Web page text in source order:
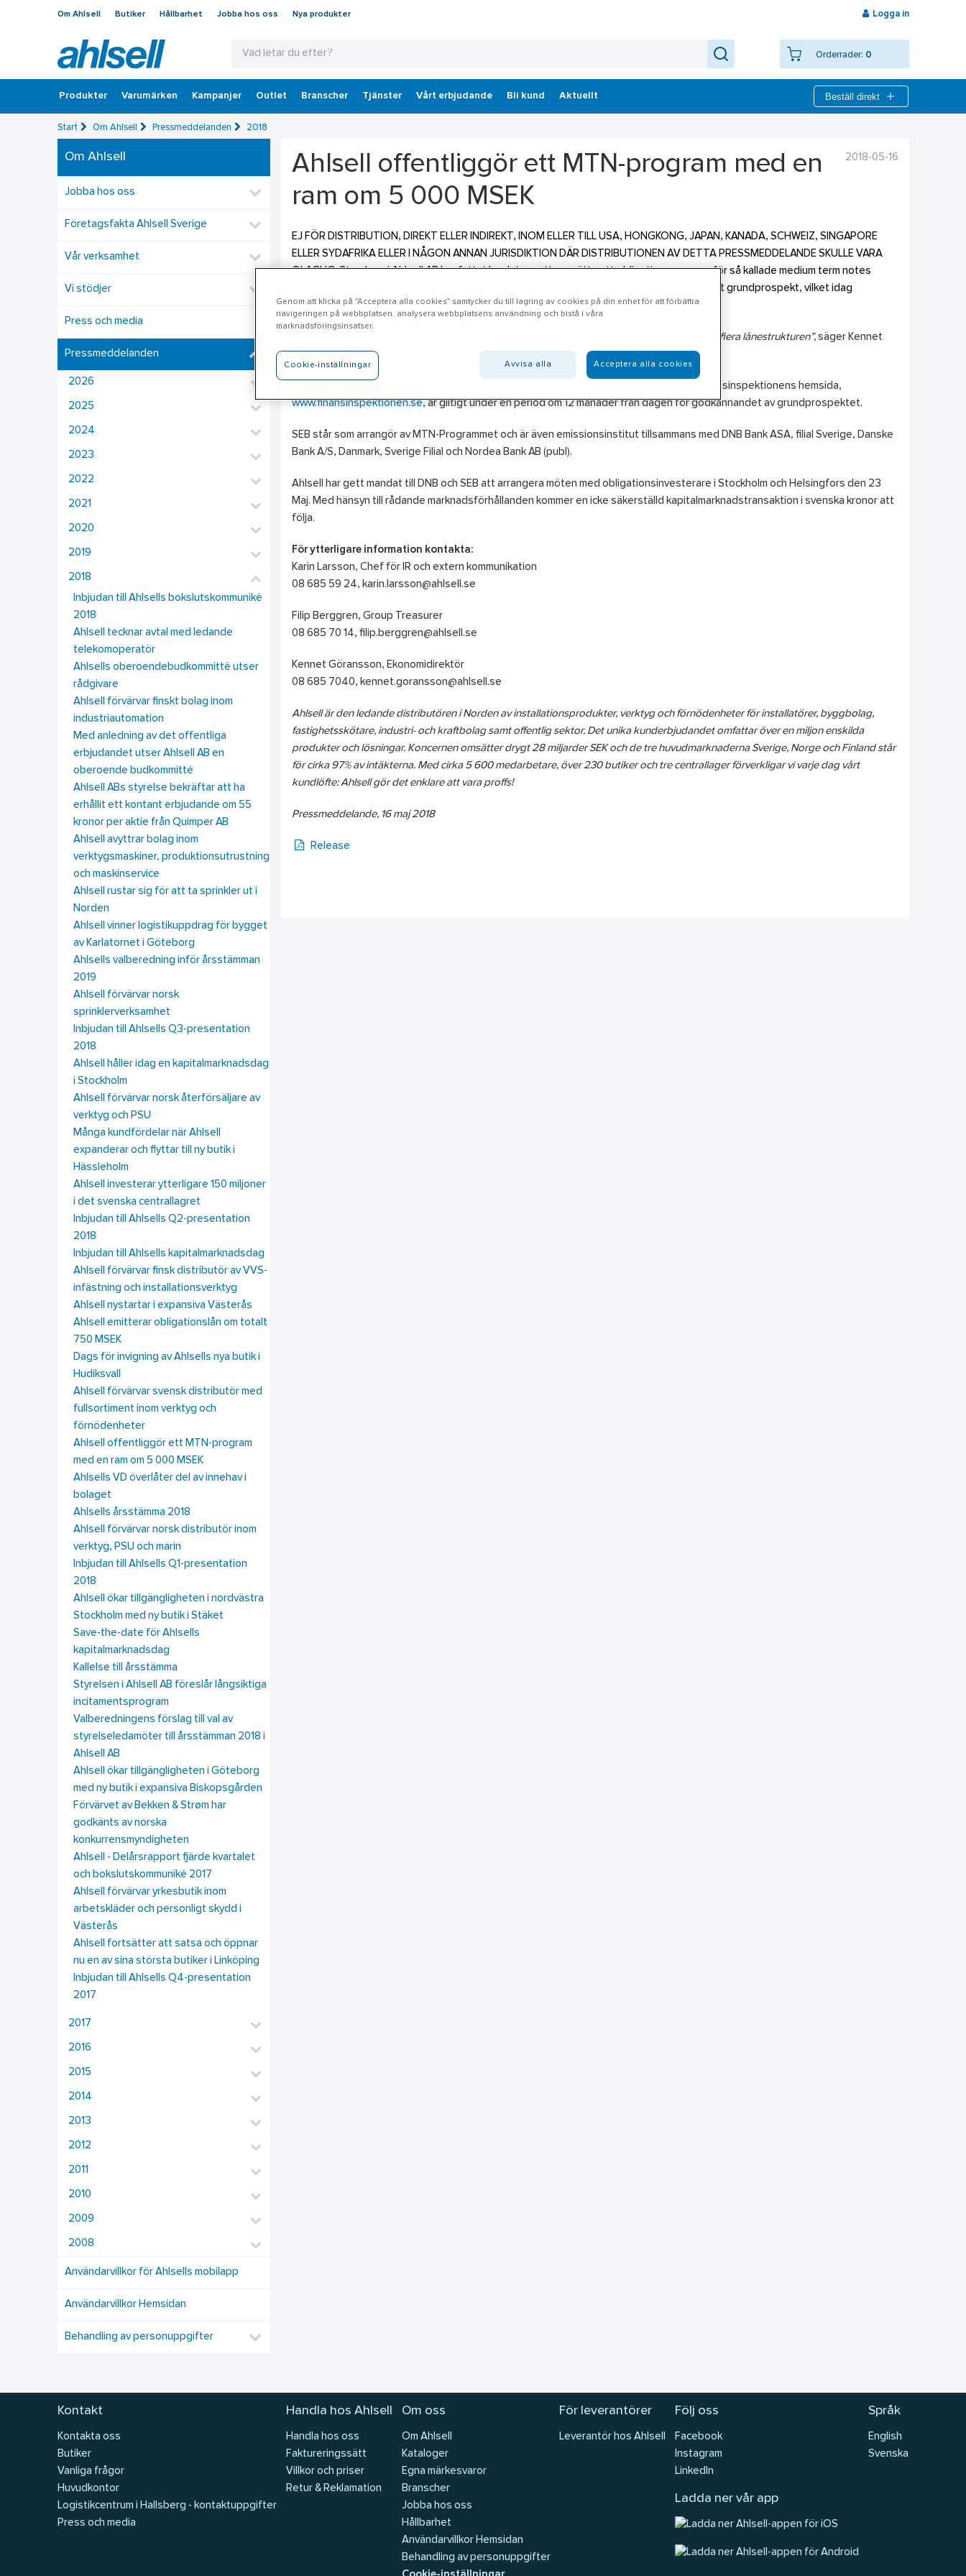
Om Ahlsell Butiker Hållbarhet Jobba hos oss Nya produkter Logga in
Orderrader: 0
Produkter Varumärken Kampanjer Outlet Branscher Tjänster Vårt erbjudande Bli kund Aktuellt Beställ direkt
Start Om Ahlsell Pressmeddelanden 2018
Om Ahlsell
Jobba hos oss
Företagsfakta Ahlsell Sverige
Vår verksamhet
Vi stödjer
Press och media
Pressmeddelanden
2026
2025
2024
2023
2022
2021
2020
2019
2018
Inbjudan till Ahlsells bokslutskommuniké
2018
Ahlsell tecknar avtal med ledande
telekomoperatör
Ahlsells oberoendebudkommitté utser
rådgivare
Ahlsell förvärvar finskt bolag inom
industriautomation
Med anledning av det offentliga
erbjudandet utser Ahlsell AB en
oberoende budkommitté
Ahlsell ABs styrelse bekräftar att ha
erhållit ett kontant erbjudande om 55
kronor per aktie från Quimper AB
Ahlsell avyttrar bolag inom
verktygsmaskiner, produktionsutrustning
och maskinservice
Ahlsell rustar sig för att ta sprinkler ut i
Norden
Ahlsell vinner logistikuppdrag för bygget
av Karlatornet i Göteborg
Ahlsells valberedning inför årsstämman
2019
Ahlsell förvärvar norsk
sprinklerverksamhet
Inbjudan till Ahlsells Q3-presentation
2018
Ahlsell håller idag en kapitalmarknadsdag
i Stockholm
Ahlsell förvärvar norsk återförsäljare av
verktyg och PSU
Många kundfördelar när Ahlsell
expanderar och flyttar till ny butik i
Hässleholm
Ahlsell investerar ytterligare 150 miljoner
i det svenska centrallagret
Inbjudan till Ahlsells Q2-presentation
2018
Inbjudan till Ahlsells kapitalmarknadsdag
Ahlsell förvärvar finsk distributör av VVS-
infästning och installationsverktyg
Ahlsell nystartar i expansiva Västerås
Ahlsell emitterar obligationslån om totalt
750 MSEK
Dags för invigning av Ahlsells nya butik i
Hudiksvall
Ahlsell förvärvar svensk distributör med
fullsortiment inom verktyg och
förnödenheter
Ahlsell offentliggör ett MTN-program
med en ram om 5 000 MSEK
Ahlsells VD överlåter del av innehav i
bolaget
Ahlsells årsstämma 2018
Ahlsell förvärvar norsk distributör inom
verktyg, PSU och marin
Inbjudan till Ahlsells Q1-presentation
2018
Ahlsell ökar tillgängligheten i nordvästra
Stockholm med ny butik i Stäket
Save-the-date för Ahlsells
kapitalmarknadsdag
Kallelse till årsstämma
Styrelsen i Ahlsell AB föreslår långsiktiga
incitamentsprogram
Valberedningens förslag till val av
styrelseledamöter till årsstämman 2018 i
Ahlsell AB
Ahlsell ökar tillgängligheten i Göteborg
med ny butik i expansiva Biskopsgården
Förvärvet av Bekken & Strøm har
godkänts av norska
konkurrensmyndigheten
Ahlsell - Delårsrapport fjärde kvartalet
och bokslutskommuniké 2017
Ahlsell förvärvar yrkesbutik inom
arbetskläder och personligt skydd i
Västerås
Ahlsell fortsätter att satsa och öppnar
nu en av sina största butiker i Linköping
Inbjudan till Ahlsells Q4-presentation
2017
2017
2016
2015
2014
2013
2012
2011
2010
2009
2008
Användarvillkor för Ahlsells mobilapp
Användarvillkor Hemsidan
Behandling av personuppgifter
2018-05-16
Ahlsell offentliggör ett MTN-program med en
ram om 5 000 MSEK
EJ FÖR DISTRIBUTION, DIREKT ELLER INDIREKT, INOM ELLER TILL USA, HONGKONG, JAPAN, KANADA, SCHWEIZ, SINGAPORE
ELLER SYDAFRIKA ELLER I NÅGON ANNAN JURISDIKTION DÄR DISTRIBUTIONEN AV DETTA PRESSMEDDELANDE SKULLE VARA
OLAGLIG. Styrelsen i Ahlsell AB har fattat beslut om att upprätta ett obligationsprogram för så kallade medium term notes
("MTN-Programmet") med en låneram om 5 000 MSEK. I detta syfte har Ahlsell upprättat ett grundprospekt, vilket idag
godkänts och registrerats av Finansinspektionen.
”Det primära syftet med programmet är att refinansiera delar av befintliga lån samt att diversifiera lånestrukturen”, säger Kennet
Göransson, Ekonomidirektör.
samt på Finansinspektionens hemsida,
www.finansinspektionen.se, är giltigt under en period om 12 månader från dagen för godkännandet av grundprospektet.
SEB står som arrangör av MTN-Programmet och är även emissionsinstitut tillsammans med DNB Bank ASA, filial Sverige, Danske
Bank A/S, Danmark, Sverige Filial och Nordea Bank AB (publ).
Ahlsell har gett mandat till DNB och SEB att arrangera möten med obligationsinvesterare i Stockholm och Helsingfors den 23
Maj. Med hänsyn till rådande marknadsförhållanden kommer en icke säkerställd kapitalmarknadstransaktion i svenska kronor att
följa.
För ytterligare information kontakta:
Karin Larsson, Chef för IR och extern kommunikation
08 685 59 24, karin.larsson@ahlsell.se
Filip Berggren, Group Treasurer
08 685 70 14, filip.berggren@ahlsell.se
Kennet Göransson, Ekonomidirektör
08 685 7040, kennet.goransson@ahlsell.se
Ahlsell är den ledande distributören i Norden av installationsprodukter, verktyg och förnödenheter för installatörer, byggbolag,
fastighetsskötare, industri- och kraftbolag samt offentlig sektor. Det unika kunderbjudandet omfattar över en miljon enskilda
produkter och lösningar. Koncernen omsätter drygt 28 miljarder SEK och de tre huvudmarknaderna Sverige, Norge och Finland står
för cirka 97% av intäkterna. Med cirka 5 600 medarbetare, över 230 butiker och tre centrallager förverkligar vi varje dag vårt
kundlöfte: Ahlsell gör det enklare att vara proffs!
Pressmeddelande, 16 maj 2018
Release
Kontakt
Kontakta oss
Butiker
Vanliga frågor
Huvudkontor
Logistikcentrum i Hallsberg - kontaktuppgifter
Press och media
Handla hos Ahlsell
Handla hos oss
Faktureringssätt
Villkor och priser
Retur & Reklamation
Om oss
Om Ahlsell
Kataloger
Egna märkesvaror
Branscher
Jobba hos oss
Hållbarhet
Användarvillkor Hemsidan
Behandling av personuppgifter
För leverantörer
Leverantör hos Ahlsell
Följ oss
Facebook
Instagram
LinkedIn
Ladda ner vår app
Språk
English
Svenska
Genom att klicka på "Acceptera alla cookies" samtycker du till lagring av cookies på din enhet för att förbättra
navigeringen på webbplatsen, analysera webbplatsens användning och bistå i våra
marknadsföringsinsatser.
Cookie-inställningar Avvisa alla Acceptera alla cookies